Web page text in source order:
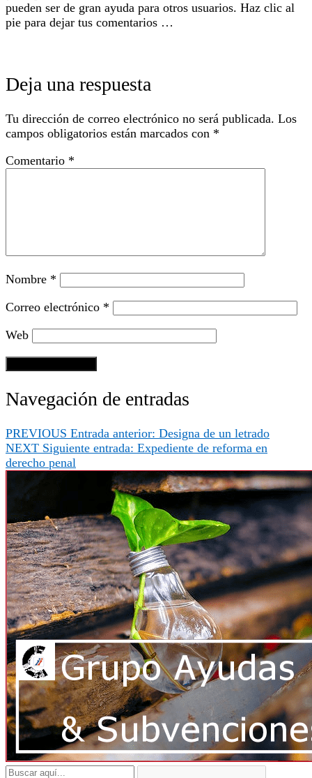
pueden ser de gran ayuda para otros usuarios. Haz clic al
pie para dejar tus comentarios …
Deja una respuesta
Tu dirección de correo electrónico no será publicada. Los
campos obligatorios están marcados con *
Comentario *
Nombre *
Correo electrónico *
Web
Navegación de entradas
PREVIOUS Entrada anterior: Designa de un letrado
NEXT Siguiente entrada: Expediente de reforma en
derecho penal